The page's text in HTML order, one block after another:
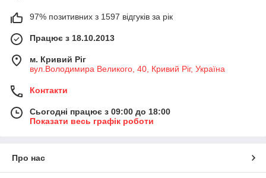
97% позитивних з 1597 відгуків за рік
Працює з 18.10.2013
м. Кривий Ріг
вул.Володимира Великого, 40, Кривий Ріг, Україна
Контакти
Сьогодні працює з 09:00 до 18:00
Показати весь графік роботи
Про нас